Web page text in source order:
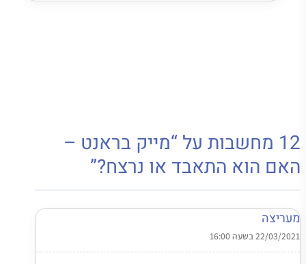
12 מחשבות על “מייק בראנט –
האם הוא התאבד או נרצח?”
מעריצה
22/03/2021 בשעה 16:00